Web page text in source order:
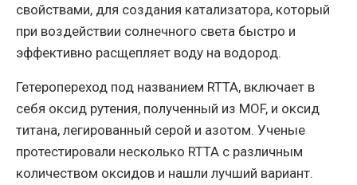
свойствами, для создания катализатора, который
при воздействии солнечного света быстро и
эффективно расщепляет воду на водород.
Гетеропереход под названием RTTA, включает в
себя оксид рутения, полученный из MOF, и оксид
титана, легированный серой и азотом. Ученые
протестировали несколько RTTA с различным
количеством оксидов и нашли лучший вариант.